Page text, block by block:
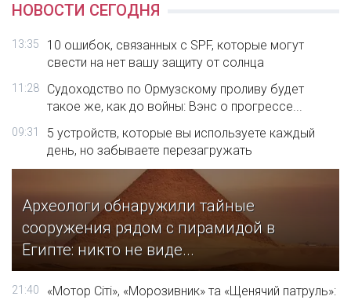
НОВОСТИ СЕГОДНЯ
13:35
10 ошибок, связанных с SPF, которые могут
свести на нет вашу защиту от солнца
11:28
Судоходство по Ормузскому проливу будет
такое же, как до войны: Вэнс о прогрессе...
09:31
5 устройств, которые вы используете каждый
день, но забываете перезагружать
Археологи обнаружили тайные
сооружения рядом с пирамидой в
Египте: никто не виде...
21:40
«Мотор Сіті», «Морозивник» та «Щенячий патруль»: